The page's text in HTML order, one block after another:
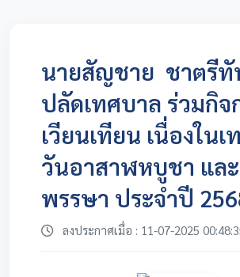
นายสัญชาย ชาตรี
ปลัดเทศบาล ร่วมกิจ
เวียนเทียน เนื่องในเ
วันอาสาฬหบูชา และ
พรรษา ประจำปี
ลงประกาศเมื่อ : 11-07-2025